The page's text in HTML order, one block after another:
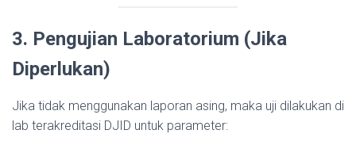
3. Pengujian Laboratorium (Jika
Diperlukan)
Jika tidak menggunakan laporan asing, maka uji dilakukan di
lab terakreditasi DJID untuk parameter: